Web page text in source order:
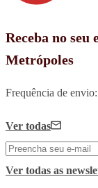
Receba no
Metrópoles
Frequência de envio:
Ver todas
Ver todas as